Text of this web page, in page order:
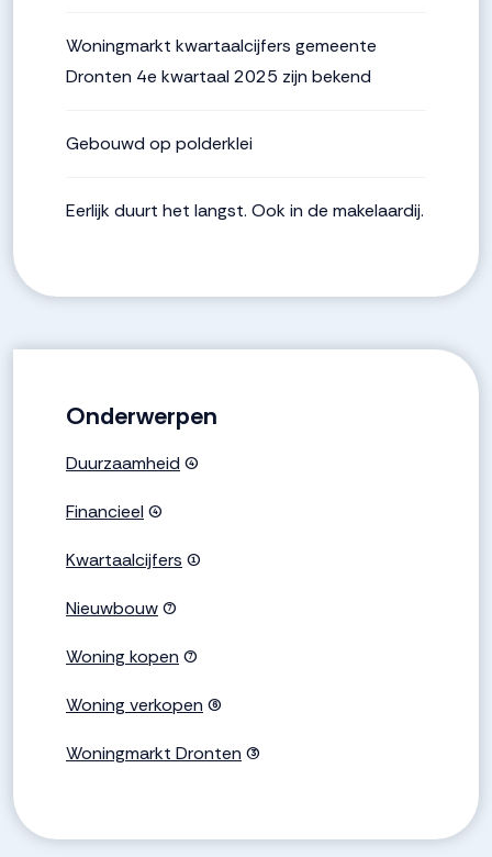
Woningmarkt kwartaalcijfers gemeente
Dronten 4e kwartaal 2025 zijn bekend
Gebouwd op polderklei
Eerlijk duurt het langst. Ook in de makelaardij.
Onderwerpen
Duurzaamheid (4)
Financieel (4)
Kwartaalcijfers (1)
Nieuwbouw(7)
Woning kopen (7)
Woning verkopen (6)
Woningmarkt Dronten (3)